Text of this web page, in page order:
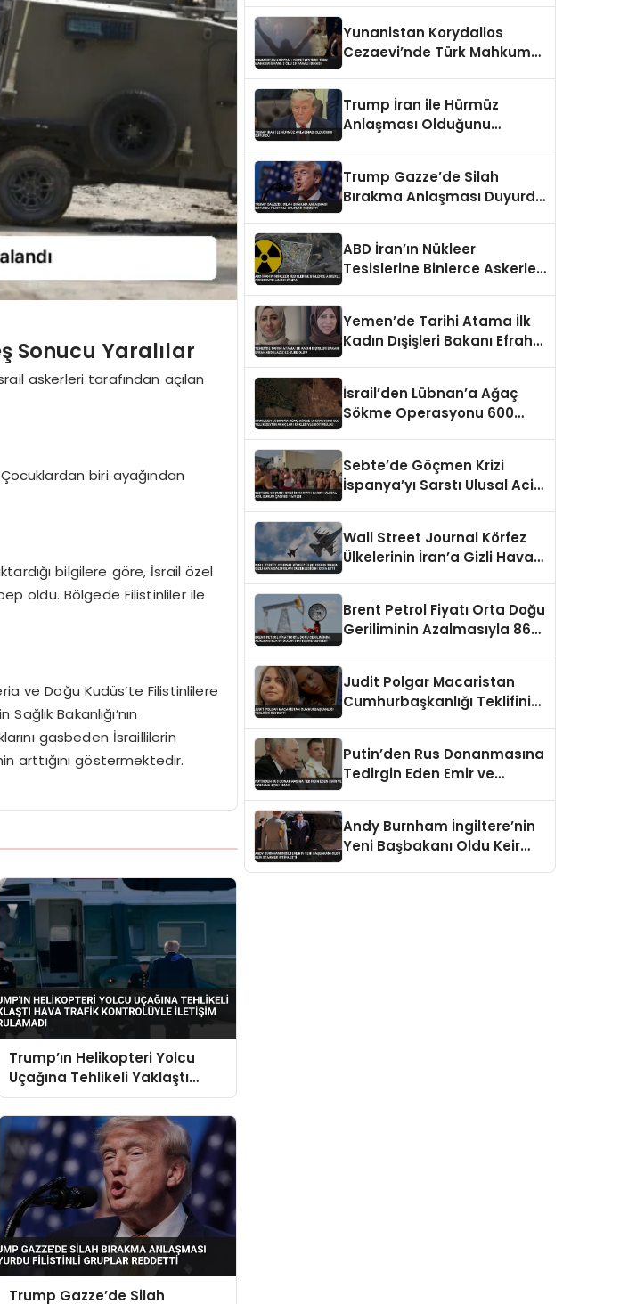
Sonucu Yaralılar
askerleri tarafından açılan
biri ayağından
bilgilere göre, İsrail özel
oldu. Bölgede Filistinliler ile
ve Doğu Kudüs’te Filistinlilere
Bakanlığı’nın
gasbeden İsraillilerin
arttığını göstermektedir.
Trump’ın Helikopteri Yolcu
Uçağına Tehlikeli Yaklaştı
Hava Trafik Kontrolüyle
İletişim Kurulamadı
Trump Gazze’de Silah
Yunanistan Korydallos
Cezaevi’nde Türk Mahkum
Trump İran ile Hürmüz
Anlaşması Olduğunu
Trump Gazze’de Silah
Bırakma Anlaşması Duyurdu
ABD İran’ın Nükleer
Tesislerine Binlerce Askerle
Yemen’de Tarihi Atama İlk
Kadın Dışişleri Bakanı Efrah
İsrail’den Lübnan’a Ağaç
Sökme Operasyonu 600
Sebte’de Göçmen Krizi
İspanya’yı Sarstı Ulusal Acil
Wall Street Journal Körfez
Ülkelerinin İran’a Gizli Hava
Brent Petrol Fiyatı Orta Doğu
Geriliminin Azalmasıyla 86
Judit Polgar Macaristan
Cumhurbaşkanlığı Teklifini
Putin’den Rus Donanmasına
Tedirgin Eden Emir ve
Andy Burnham İngiltere’nin
Yeni Başbakanı Oldu Keir